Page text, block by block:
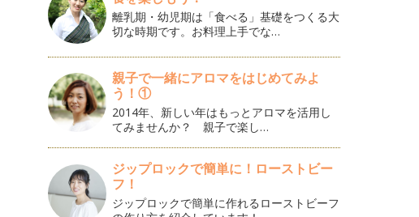
離乳期・幼児期は「食べる」基礎をつくる大
切な時期です。お料理上手でな…
親子で一緒にアロマをはじめてみよ
う！①
2014年、新しい年はもっとアロマを活用し
てみませんか？ 親子で楽し…
ジップロックで簡単に！ローストビー
フ！
ジップロックで簡単に作れるローストビーフ